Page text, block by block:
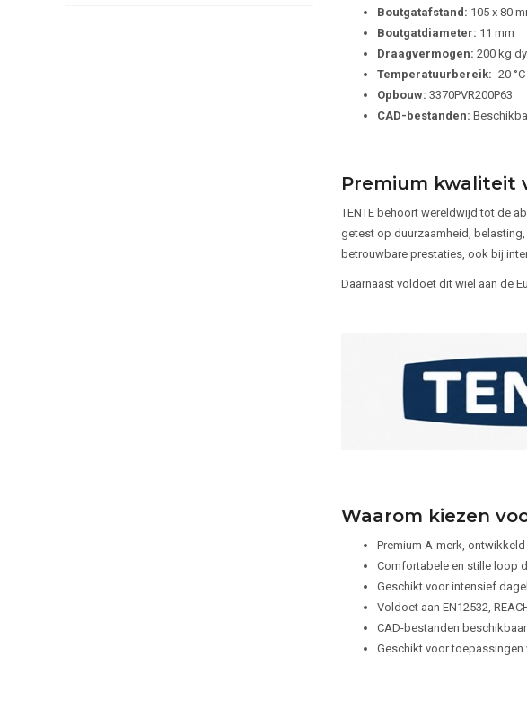
Boutgatafstand: 105 x 80
Boutgatdiameter: 11 mm
Draagvermogen: 200 kg
Temperatuurbereik: -20
Opbouw: 3370PVR200P63
CAD-bestanden:
Premium kwaliteit
TENTE behoort wereldwijd tot de
getest op duurzaamheid,
betrouwbare prestaties, ook bij
Daarnaast voldoet dit wiel aan de
Waarom kiezen
Premium A-merk,
Comfortabele en stille loop
Geschikt voor intensief
Voldoet aan EN12532,
CAD-bestanden
Geschikt voor toepassingen